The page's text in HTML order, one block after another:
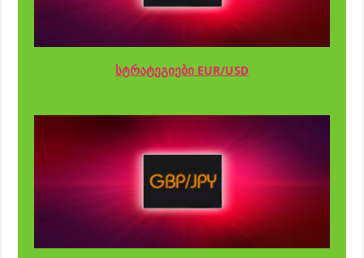
სტრატეგიები EUR/USD